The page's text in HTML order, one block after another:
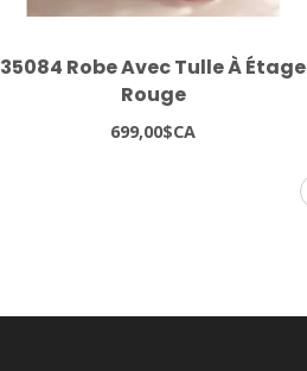
35084 Robe Avec Tulle À Étage
Rouge
699,00$CA